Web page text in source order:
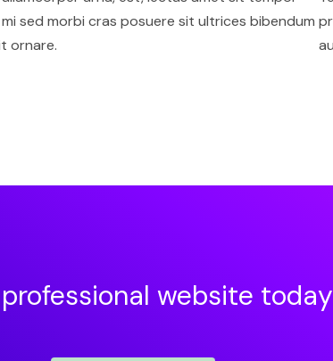
sed morbi cras posuere sit ultrices bibendum
ornare.
website